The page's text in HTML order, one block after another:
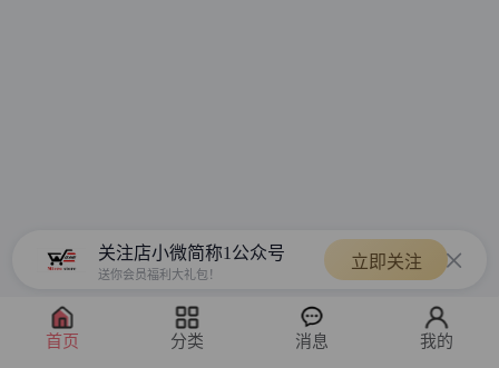
关注店小微简称1公众号
送你会员福利大礼包！
立即关注
首页 分类 消息 我的